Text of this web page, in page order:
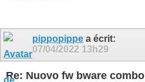
pippopippe a écrit:
07/04/2022 13h29
Re: Nuovo fw bware combo